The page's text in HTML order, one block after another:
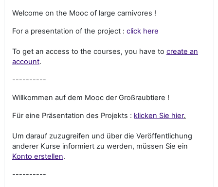
Welcome on the Mooc of large carnivores !
For a presentation of the project : click here
To get an access to the courses, you have to create an
account.
----------
Willkommen auf dem Mooc der Großraubtiere !
Für eine Präsentation des Projekts : klicken Sie hier.
Um darauf zuzugreifen und über die Veröffentlichung
anderer Kurse informiert zu werden, müssen Sie ein
Konto erstellen.
----------